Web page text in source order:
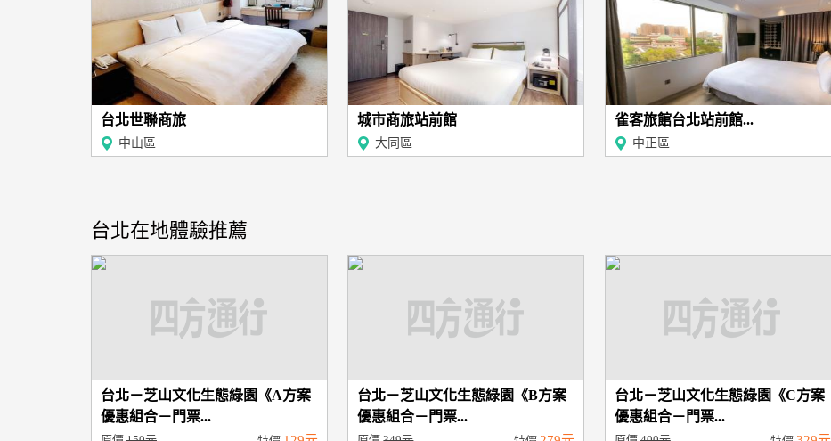
台北世聯商旅
中山區
城市商旅站前館
大同區
雀客旅館台北站前館...
中正區
台北在地體驗推薦
台北－芝山文化生態綠園《A方案
優惠組合－門票...
台北－芝山文化生態綠園《B方案
優惠組合－門票...
台北－芝山文化生態綠園《C方案
優惠組合－門票...